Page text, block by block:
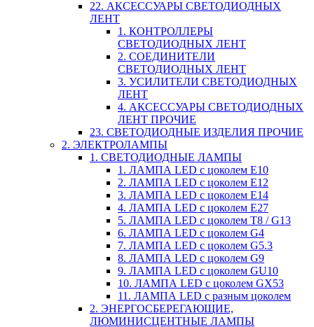
22. АКСЕССУАРЫ СВЕТОДИОДНЫХ
ЛЕНТ
1. КОНТРОЛЛЕРЫ
СВЕТОДИОДНЫХ ЛЕНТ
2. СОЕДИНИТЕЛИ
СВЕТОДИОДНЫХ ЛЕНТ
3. УСИЛИТЕЛИ СВЕТОДИОДНЫХ
ЛЕНТ
4. АКСЕССУАРЫ СВЕТОДИОДНЫХ
ЛЕНТ ПРОЧИЕ
23. СВЕТОДИОДНЫЕ ИЗДЕЛИЯ ПРОЧИЕ
2. ЭЛЕКТРОЛАМПЫ
1. СВЕТОДИОДНЫЕ ЛАМПЫ
1. ЛАМПА LED c цоколем E10
2. ЛАМПА LED c цоколем E12
3. ЛАМПА LED c цоколем E14
4. ЛАМПА LED c цоколем E27
5. ЛАМПА LED c цоколем T8 / G13
6. ЛАМПА LED c цоколем G4
7. ЛАМПА LED c цоколем G5.3
8. ЛАМПА LED c цоколем G9
9. ЛАМПА LED c цоколем GU10
10. ЛАМПА LED c цоколем GX53
11. ЛАМПА LED c разным цоколем
2. ЭНЕРГОСБЕРЕГАЮЩИЕ,
ЛЮМИНИСЦЕНТНЫЕ ЛАМПЫ